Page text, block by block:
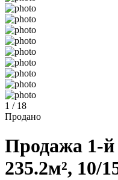
1 / 18
Продано
Продажа 1-
235.2м², 10/